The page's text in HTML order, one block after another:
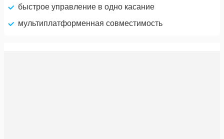
быстрое управление в одно касание
мультиплатформенная совместимость